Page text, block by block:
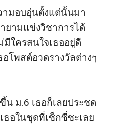
ามอบอุ่นตั้งแต่นั้นมา
ยามแข่งวิชาการได้
ใครสนใจเธออยู่ดี
โพสต์อวดรางวัลต่างๆ
น ม.6 เธอก็เลยประชด
ธอในชุดที่เซ็กซี่ซะเลย